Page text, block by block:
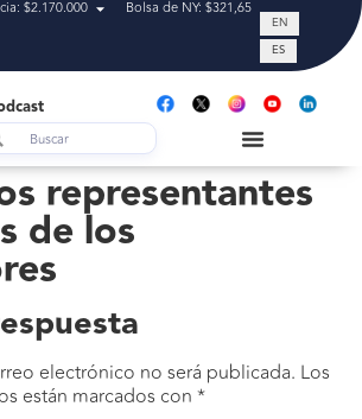
$2.170.000 Bolsa de NY: $321,65 Tasa de
EN
ES
representantes
de los
electrónico no será publicada. Los
están marcados con *